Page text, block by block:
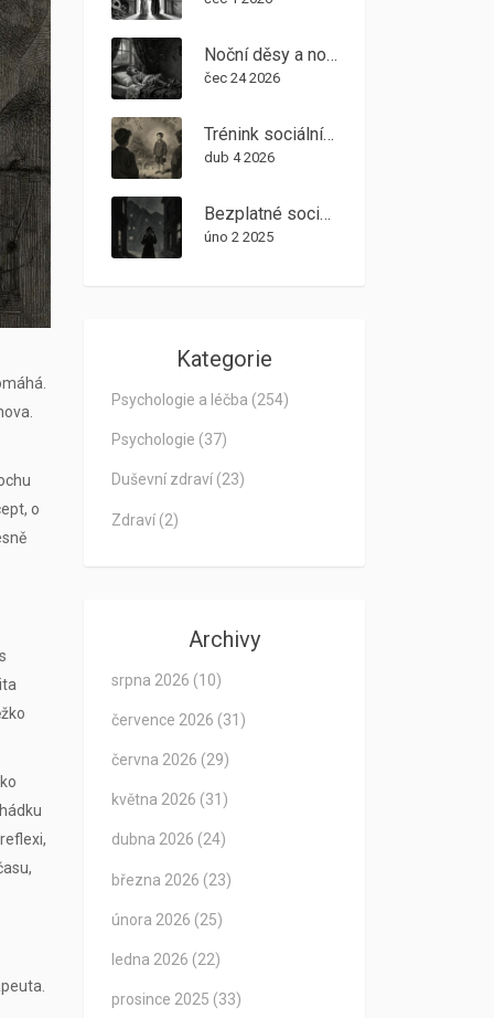
o
Noční děsy a noční můry u dětí: Rozdíl, příčiny a terapeutická pomoc
čec 24 2026
Trénink sociálních dovedností pro děti s autismem: Jak fungují skupinové programy?
dub 4 2026
Bezplatné sociální služby a psychoterapie v ČR: Kde získat pomoc bez peněz
úno 2 2025
Kategorie
Psychologie a léčba (254)
Psychologie (37)
Duševní zdraví (23)
Zdraví (2)
Archivy
srpna 2026 (10)
července 2026 (31)
června 2026 (29)
května 2026 (31)
dubna 2026 (24)
března 2026 (23)
února 2026 (25)
ledna 2026 (22)
prosince 2025 (33)